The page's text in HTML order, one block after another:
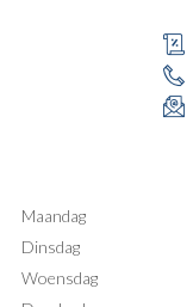
Maandag
Dinsdag
Woensdag